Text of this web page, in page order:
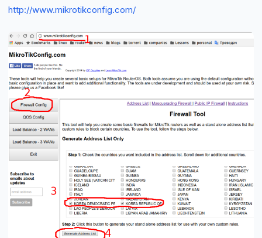
http://www.mikrotikconfig.com/